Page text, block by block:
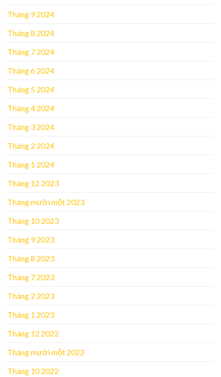
Tháng 9 2024
Tháng 8 2024
Tháng 7 2024
Tháng 6 2024
Tháng 5 2024
Tháng 4 2024
Tháng 3 2024
Tháng 2 2024
Tháng 1 2024
Tháng 12 2023
Tháng mười một 2023
Tháng 10 2023
Tháng 9 2023
Tháng 8 2023
Tháng 7 2023
Tháng 2 2023
Tháng 1 2023
Tháng 12 2022
Tháng mười một 2022
Tháng 10 2022